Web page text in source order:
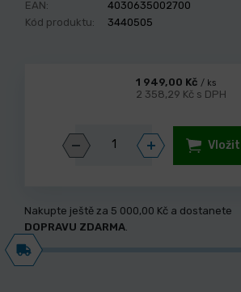
EAN:
4030635002700
Kód produktu:
3440505
1 949,00 Kč / ks
2 358,29 Kč s DPH
Nakupte ještě za 5 000,00 Kč a dostanete
DOPRAVU ZDARMA.